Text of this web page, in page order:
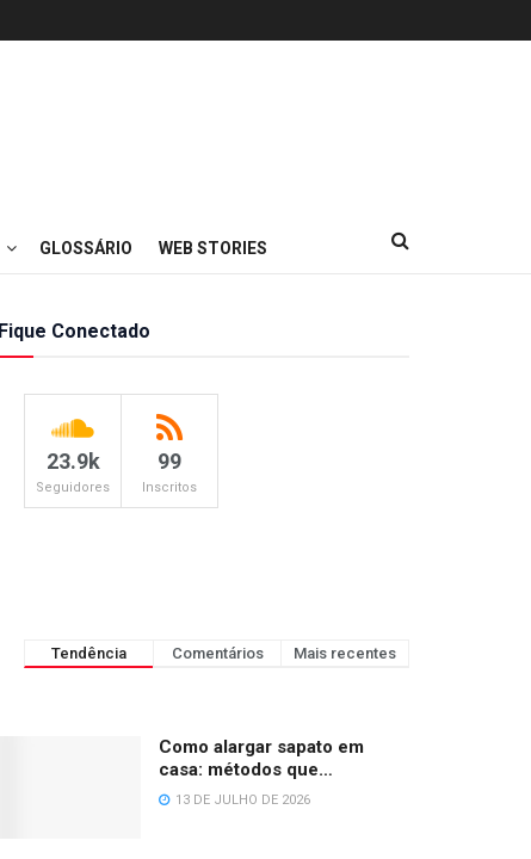
GLOSSÁRIO WEB STORIES
Fique Conectado
23.9k
Seguidores
99
Inscritos
Tendência Comentários Mais recentes
Como alargar sapato em
casa: métodos que
funcionam de verdade
13 DE JULHO DE 2026